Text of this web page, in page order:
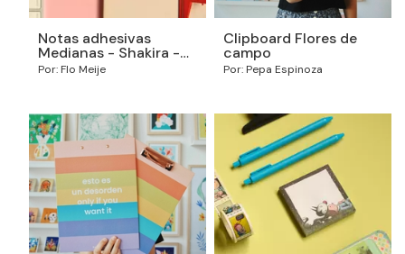
Notas adhesivas
Medianas - Shakira -
Flo Meije
Por: Flo Meije
Clipboard Flores de
campo
Por: Pepa Espinoza